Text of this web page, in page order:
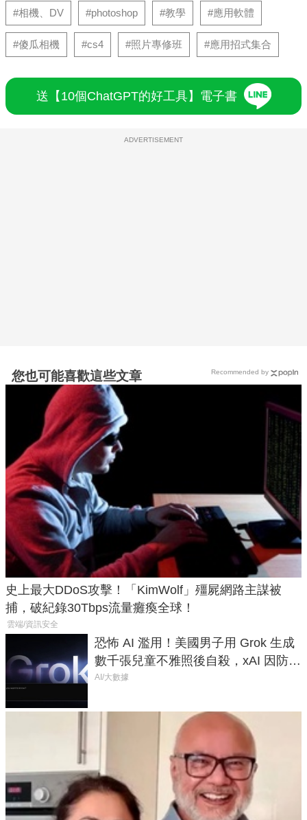
#相機、DV #photoshop #教學 #應用軟體
#傻瓜相機 #cs4 #照片專修班 #應用招式集合
送【10個ChatGPT的好工具】電子書
ADVERTISEMENT
您也可能喜歡這些文章
史上最大DDoS攻擊！「KimWolf」殭屍網路主謀被
捕，破紀錄30Tbps流量癱瘓全球！
雲端/資訊安全
恐怖 AI 濫用！美國男子用 Grok 生成
數千張兒童不雅照後自殺，xAI 因防護
失靈與不配合警方遭起訴
AI/大數據
Recommended by